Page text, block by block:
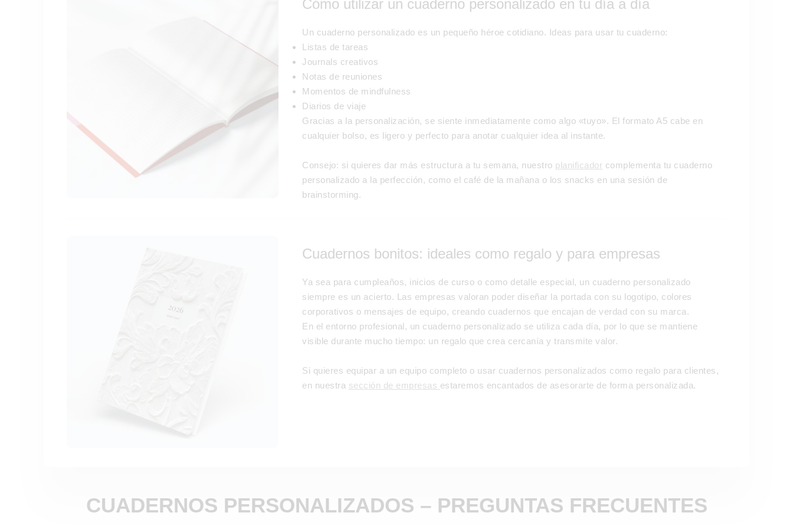
Cómo utilizar un cuaderno personalizado en tu día a día
Un cuaderno personalizado es un pequeño héroe cotidiano. Ideas para usar tu cuaderno:
Listas de tareas
Journals creativos
Notas de reuniones
Momentos de mindfulness
Diarios de viaje
Gracias a la personalización, se siente inmediatamente como algo «tuyo». El formato A5 cabe en
cualquier bolso, es ligero y perfecto para anotar cualquier idea al instante.
Consejo: si quieres dar más estructura a tu semana, nuestro planificador complementa tu cuaderno
personalizado a la perfección, como el café de la mañana o los snacks en una sesión de
brainstorming.
Cuadernos bonitos: ideales como regalo y para empresas
Ya sea para cumpleaños, inicios de curso o como detalle especial, un cuaderno personalizado
siempre es un acierto. Las empresas valoran poder diseñar la portada con su logotipo, colores
corporativos o mensajes de equipo, creando cuadernos que encajan de verdad con su marca.
En el entorno profesional, un cuaderno personalizado se utiliza cada día, por lo que se mantiene
visible durante mucho tiempo: un regalo que crea cercanía y transmite valor.
Si quieres equipar a un equipo completo o usar cuadernos personalizados como regalo para clientes,
en nuestra sección de empresas estaremos encantados de asesorarte de forma personalizada.
CUADERNOS PERSONALIZADOS – PREGUNTAS FRECUENTES